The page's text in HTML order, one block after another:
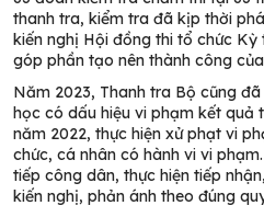
thanh tra, kiểm tra đã kịp thời
kiến nghị Hội đồng thi tổ chức Kỳ
góp phần tạo nên thành công
Năm 2023, Thanh tra Bộ cũng
học có dấu hiệu vi phạm kết quả
năm 2022, thực hiện xử phạt vi
chức, cá nhân có hành vi vi
tiếp công dân, thực hiện tiếp
kiến nghị, phản ánh theo đúng